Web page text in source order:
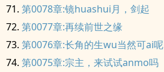
第0078章:镜huashui月，剑起
第0077章:再续前世之缘
第0076章:长角的生wu当然可ai呢
第0075章:宗主，来试试anmo吗